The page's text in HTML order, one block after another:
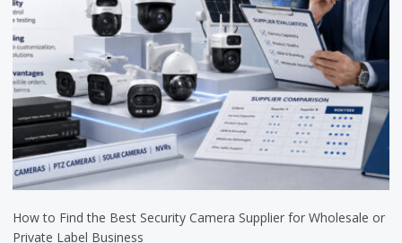
How to Find the Best Security Camera Supplier for Wholesale or
Private Label Business